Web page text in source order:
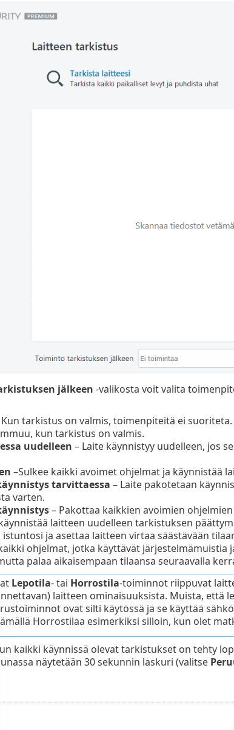
jälkeen -valikosta voit valita
Kun tarkistus on valmis, toimenpiteitä ei suoriteta.
kun tarkistus on valmis.
uudelleen – Laite käynnistyy uudelleen, jos
–Sulkee kaikki avoimet ohjelmat ja käynnistää
tarvittaessa – Laite pakotetaan
varten.
– Pakottaa kaikkien avoimien
laitteen uudelleen tarkistuksen
istuntosi ja asettaa laitteen virtaa säästävään
ohjelmat, jotka käyttävät järjestelmämuistia
palaa aikaisempaan tilaansa seuraavalla
Lepotila- tai Horrostila-toiminnot riippuvat
laitteen ominaisuuksista. Muista, että
ovat silti käytössä ja se käyttää
Horrostilaa esimerkiksi silloin, kun olet
kaikki käynnissä olevat tarkistukset on tehty
näytetään 30 sekunnin laskuri (valitse